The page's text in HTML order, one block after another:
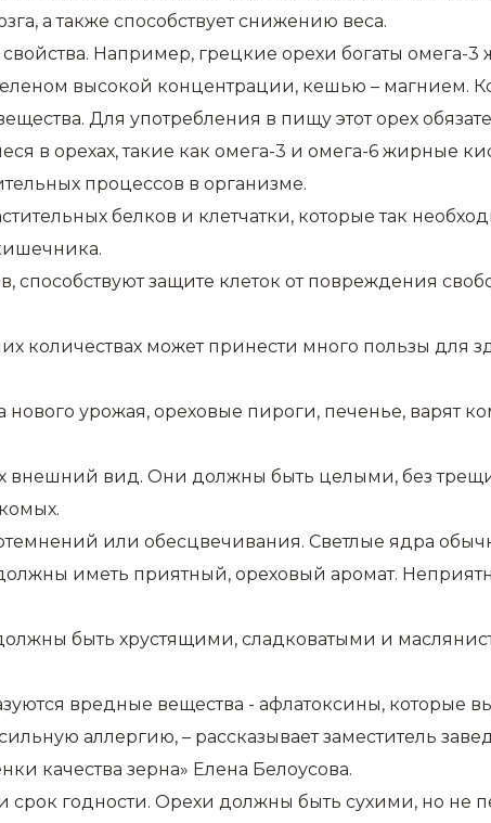
а также способствует снижению веса.
Например, грецкие орехи богаты
высокой концентрации, кешью – магнием.
Для употребления в пищу этот орех
в орехах, такие как омега-3 и омега-6 жирные
процессов в организме.
белков и клетчатки, которые так
способствуют защите клеток от повреждения
количествах может принести много пользы для
нового урожая, ореховые пироги, печенье, варят
внешний вид. Они должны быть целыми, без
или обесцвечивания. Светлые ядра
иметь приятный, ореховый аромат.
быть хрустящими, сладковатыми и
вредные вещества - афлатоксины, которые
аллергию, – рассказывает заместитель
качества зерна» Елена Белоусова.
срок годности. Орехи должны быть сухими, но